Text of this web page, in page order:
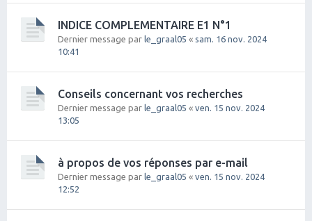
INDICE COMPLEMENTAIRE E1 N°1
Dernier message par le_graal05 « sam. 16 nov. 2024
10:41
Conseils concernant vos recherches
Dernier message par le_graal05 « ven. 15 nov. 2024
13:05
à propos de vos réponses par e-mail
Dernier message par le_graal05 « ven. 15 nov. 2024
12:52